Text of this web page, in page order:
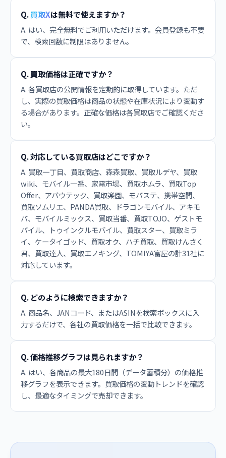
Q.買取Xは無料で使えますか？
A. はい、完全無料でご利用いただけます。会員登録も不要
で、検索回数に制限はありません。
Q. 買取価格は正確ですか？
A. 各買取店の公開情報を定期的に取得しています。ただ
し、実際の買取価格は商品の状態や在庫状況により変動す
る場合があります。正確な価格は各買取店でご確認くださ
い。
Q. 対応している買取店はどこですか？
A. 買取一丁目、買取商店、森森買取、買取ルデヤ、買取
wiki、モバイル一番、家電市場、買取ホムラ、買取Top
Offer、アバウテック、買取楽園、モバステ、携帯空間、
買取ソムリエ、PANDA買取、ドラゴンモバイル、アキモ
バ、モバイルミックス、買取当番、買取TOJO、ゲストモ
バイル、トゥインクルモバイル、買取スター、買取ミラ
イ、ケータイゴッド、買取オク、ハチ買取、買取けんさく
君、買取達人、買取エノキング、TOMIYA富屋の計31社に
対応しています。
Q. どのように検索できますか？
A. 商品名、JANコード、またはASINを検索ボックスに入
力するだけで、各社の買取価格を一括で比較できます。
Q. 価格推移グラフは見られますか？
A. はい、各商品の最大180日間（データ蓄積分）の価格推
移グラフを表示できます。買取価格の変動トレンドを確認
し、最適なタイミングで売却できます。